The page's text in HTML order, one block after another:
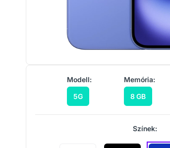
Modell:
5G
Memória:
8 GB
Színek: